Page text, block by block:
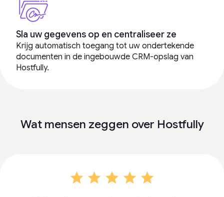
Sla uw gegevens op en centraliseer ze
Krijg automatisch toegang tot uw ondertekende
documenten in de ingebouwde CRM-opslag van
Hostfully.
Wat mensen zeggen over Hostfully